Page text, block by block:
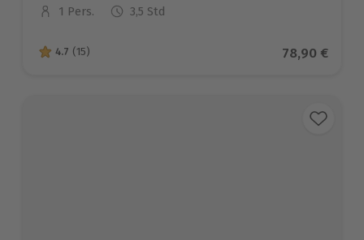
Anzahl der Teilnehmer
1 Pers. 3,5 Std
4.7 von 5 Sternen basierend auf 15 Bewertungen
4.7 (15) Aktueller
78,90 €